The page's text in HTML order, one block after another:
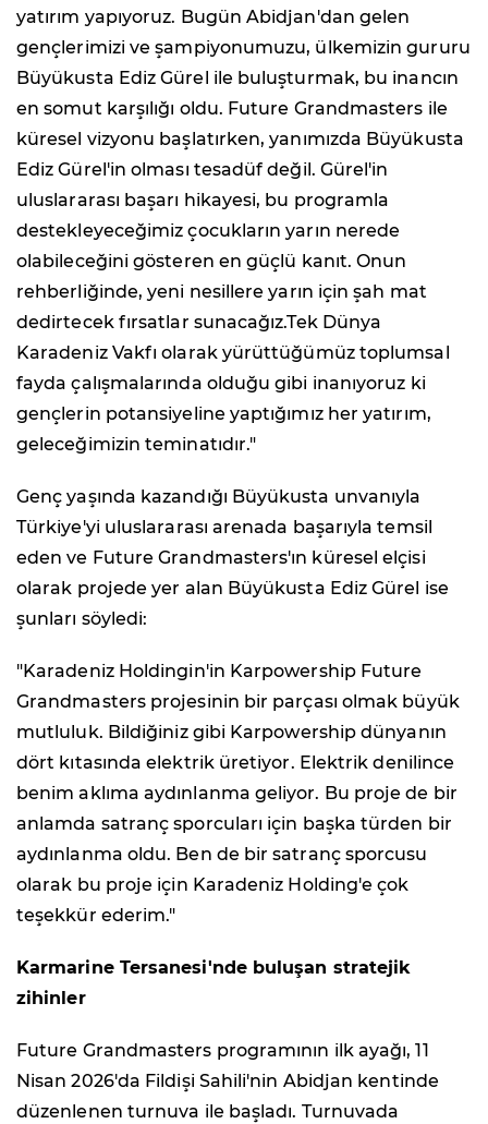
yatırım yapıyoruz. Bugün Abidjan'dan gelen
gençlerimizi ve şampiyonumuzu, ülkemizin gururu
Büyükusta Ediz Gürel ile buluşturmak, bu inancın
en somut karşılığı oldu. Future Grandmasters ile
küresel vizyonu başlatırken, yanımızda Büyükusta
Ediz Gürel'in olması tesadüf değil. Gürel'in
uluslararası başarı hikayesi, bu programla
destekleyeceğimiz çocukların yarın nerede
olabileceğini gösteren en güçlü kanıt. Onun
rehberliğinde, yeni nesillere yarın için şah mat
dedirtecek fırsatlar sunacağız.Tek Dünya
Karadeniz Vakfı olarak yürüttüğümüz toplumsal
fayda çalışmalarında olduğu gibi inanıyoruz ki
gençlerin potansiyeline yaptığımız her yatırım,
geleceğimizin teminatıdır."
Genç yaşında kazandığı Büyükusta unvanıyla
Türkiye'yi uluslararası arenada başarıyla temsil
eden ve Future Grandmasters'ın küresel elçisi
olarak projede yer alan Büyükusta Ediz Gürel ise
şunları söyledi:
"Karadeniz Holdingin'in Karpowership Future
Grandmasters projesinin bir parçası olmak büyük
mutluluk. Bildiğiniz gibi Karpowership dünyanın
dört kıtasında elektrik üretiyor. Elektrik denilince
benim aklıma aydınlanma geliyor. Bu proje de bir
anlamda satranç sporcuları için başka türden bir
aydınlanma oldu. Ben de bir satranç sporcusu
olarak bu proje için Karadeniz Holding'e çok
teşekkür ederim."
Karmarine Tersanesi'nde buluşan stratejik
zihinler
Future Grandmasters programının ilk ayağı, 11
Nisan 2026'da Fildişi Sahili'nin Abidjan kentinde
düzenlenen turnuva ile başladı. Turnuvada